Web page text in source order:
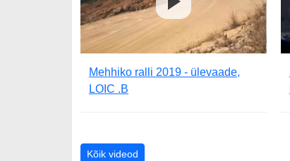
Mehhiko ralli 2019 - ülevaade,
LOIC .B
Kõik videod